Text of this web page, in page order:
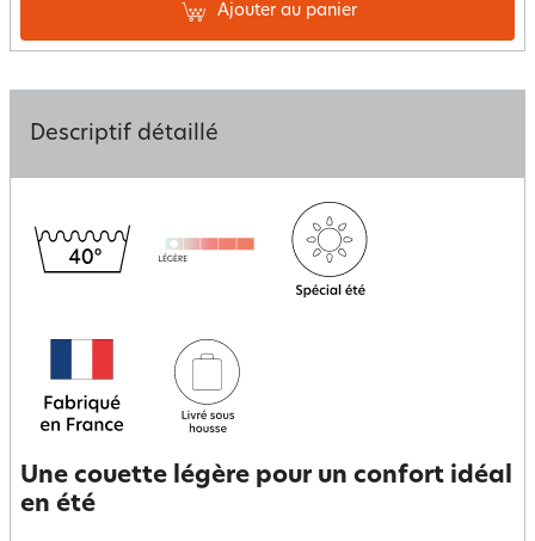
Ajouter au panier
Descriptif détaillé
Une couette légère pour un confort idéal
en été